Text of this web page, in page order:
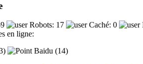
Robots: 17 Caché: 0
en ligne:
Baidu (14)